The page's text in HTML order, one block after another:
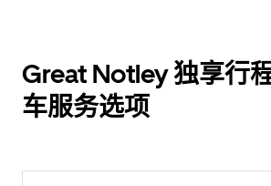
Great Notley 独享行
车服务选项